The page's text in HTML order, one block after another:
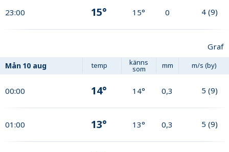
23:00 15° 15° 0 4 (9)
Graf
Mån 10 aug temp känns
som mm m/s (by)
00:00 14° 14° 0,3 5 (9)
01:00 13° 13° 0,3 5 (9)